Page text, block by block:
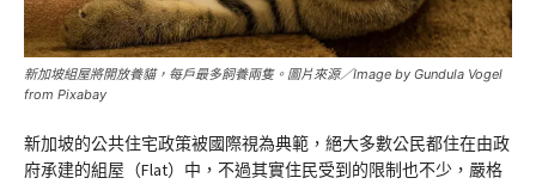
新加坡組屋將開放養貓，每戶最多飼養兩隻。圖片來源／Image by Gundula Vogel
from Pixabay
新加坡的公共住宅政策被國際視為典範，絕大多數公民都住在由政
府承建的組屋（Flat）中，不過其實住民受到的限制也不少，嚴格